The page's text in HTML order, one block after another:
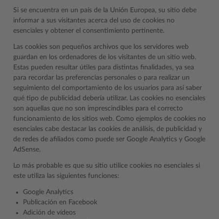
Si se encuentra en un país de la Unión Europea, su sitio debe
informar a sus visitantes acerca del uso de cookies no
esenciales y obtener el consentimiento pertinente.
Las cookies son pequeños archivos que los servidores web
guardan en los ordenadores de los visitantes de un sitio web.
Estas pueden resultar útiles para distintas finalidades, ya sea
para recordar las preferencias personales o para realizar un
seguimiento del comportamiento de los usuarios para así saber
qué tipo de publicidad debería utilizar. Las cookies no esenciales
son aquellas que no son imprescindibles para el correcto
funcionamiento de los sitios web. Como ejemplos de cookies no
esenciales cabe destacar las cookies de análisis, de publicidad y
de redes de afiliados como puede ser Google Analytics y Google
AdSense.
Lo más probable es que su sitio utilice cookies no esenciales si
este utiliza las siguientes funciones:
Google Analytics
Publicación en Facebook
Adición de vídeos